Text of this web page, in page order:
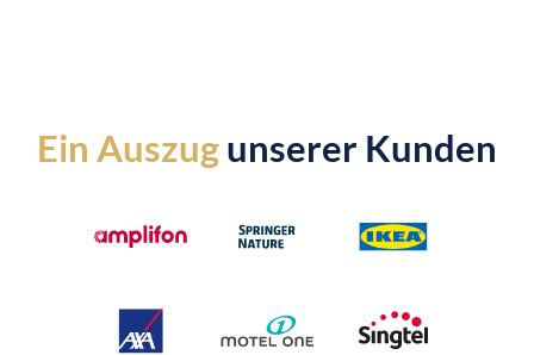
Ein Auszugunserer Kunden